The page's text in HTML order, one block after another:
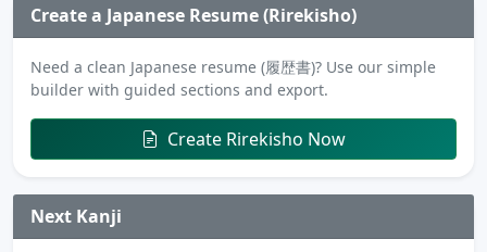
Create a Japanese Resume (Rirekisho)
Need a clean Japanese resume (履歴書)? Use our simple
builder with guided sections and export.
Create Rirekisho Now
Next Kanji